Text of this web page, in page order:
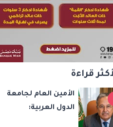
قراءة
الأمين العام لجامعة
الدول العربية: